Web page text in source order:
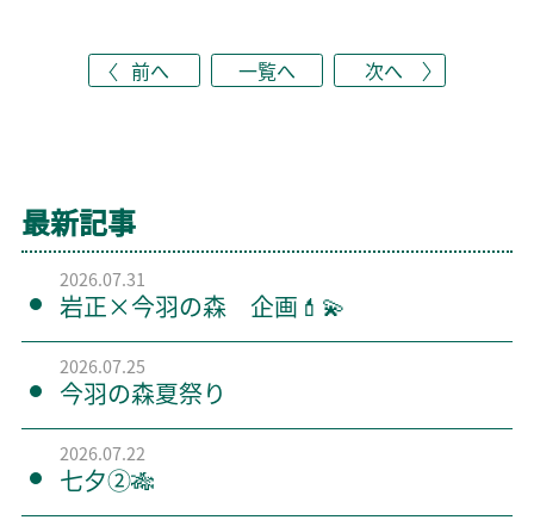
前へ 一覧へ 次へ
最新記事
2026.07.31
岩正×今羽の森 企画💄💫
2026.07.25
今羽の森夏祭り
2026.07.22
七夕②🎋